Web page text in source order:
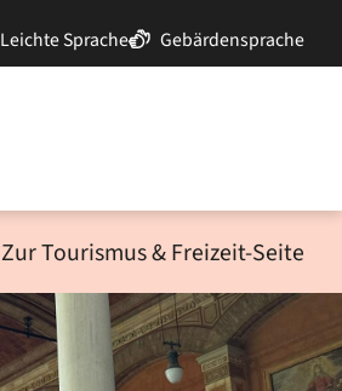
Leichte Sprache Gebärdensprache
Zur Tourismus & Freizeit-Seite